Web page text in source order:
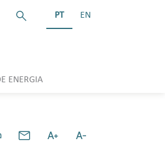
PT EN
ENERGIA